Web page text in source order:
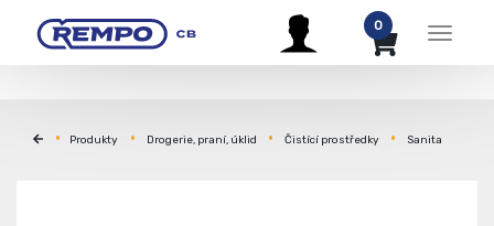
Menu
0
Produkty Drogerie, praní, úklid Čistící prostředky Sanita